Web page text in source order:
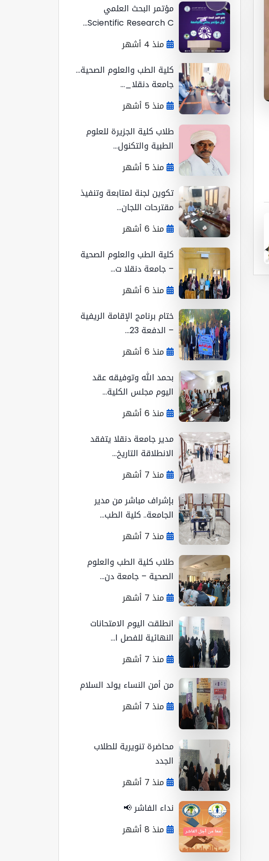
مؤتمر البحث العلمي
Scientific Research C...
منذ 4 أشهر
كلية الطب والعلوم الصحية...
جامعة دنقلا_...
منذ 5 أشهر
طلاب كلية الجزيرة للعلوم
الطبية والتكنول...
منذ 5 أشهر
تكوين لجنة لمتابعة وتنفيذ
مقترحات اللجان...
منذ 6 أشهر
كلية الطب والعلوم الصحية
– جامعة دنقلا ت...
منذ 6 أشهر
ختام برنامج الإقامة الريفية
– الدفعة 23...
منذ 6 أشهر
بحمد الله وتوفيقه عقد
اليوم مجلس الكلية...
منذ 6 أشهر
مدير جامعة دنقلا يتفقد
الانطلاقة التاريخ...
منذ 7 أشهر
بإشراف مباشر من مدير
الجامعة.. كلية الطب...
منذ 7 أشهر
طلاب كلية الطب والعلوم
الصحية – جامعة دن...
منذ 7 أشهر
انطلقت اليوم الامتحانات
النهائية للفصل ا...
منذ 7 أشهر
من أمن النساء يولد السلام
منذ 7 أشهر
محاضرة تنويرية للطلاب
الجدد
منذ 7 أشهر
نداء الفاشر 📢
منذ 8 أشهر